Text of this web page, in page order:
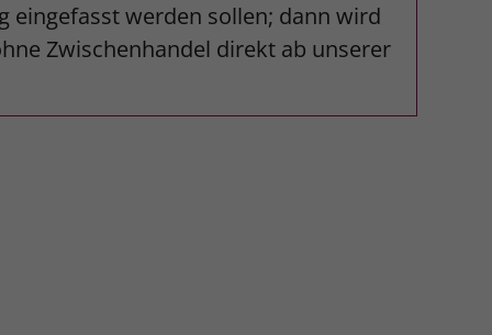
eingefasst werden sollen; dann wird
Zwischenhandel direkt ab unserer